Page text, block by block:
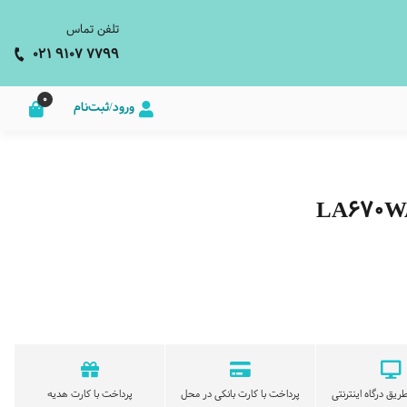
تلفن تماس
021 9107 7799
ورود/ثبت‌نام 0
درگاه اینترنتی
پرداخت با کارت بانکی در محل
پرداخت با کارت هدیه